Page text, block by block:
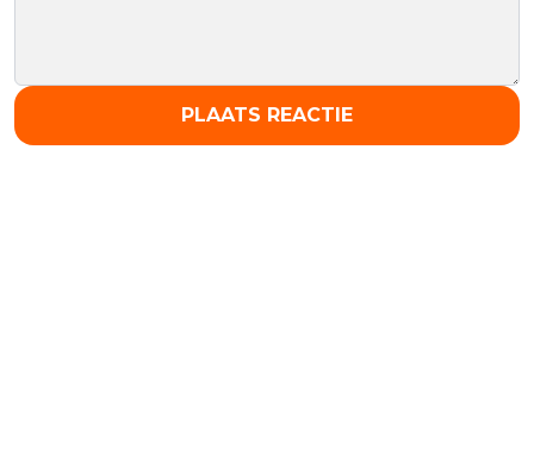
PLAATS REACTIE